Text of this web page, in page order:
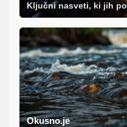
Ključni nasveti, ki jih
Okusno.je